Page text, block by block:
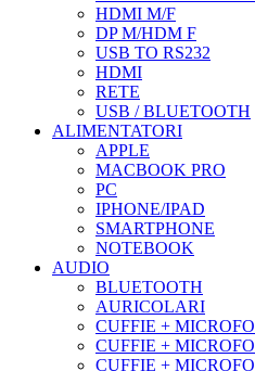
HDMI M/F
DP M/HDM F
USB TO RS232
HDMI
RETE
USB / BLUETOOTH
ALIMENTATORI
APPLE
MACBOOK PRO
PC
IPHONE/IPAD
SMARTPHONE
NOTEBOOK
AUDIO
BLUETOOTH
AURICOLARI
CUFFIE +
CUFFIE +
CUFFIE +